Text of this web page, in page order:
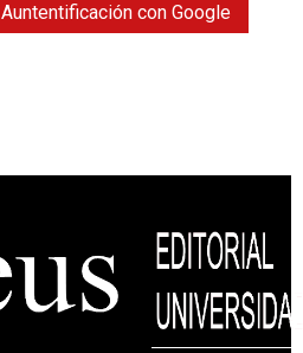
Auntentificación con Google